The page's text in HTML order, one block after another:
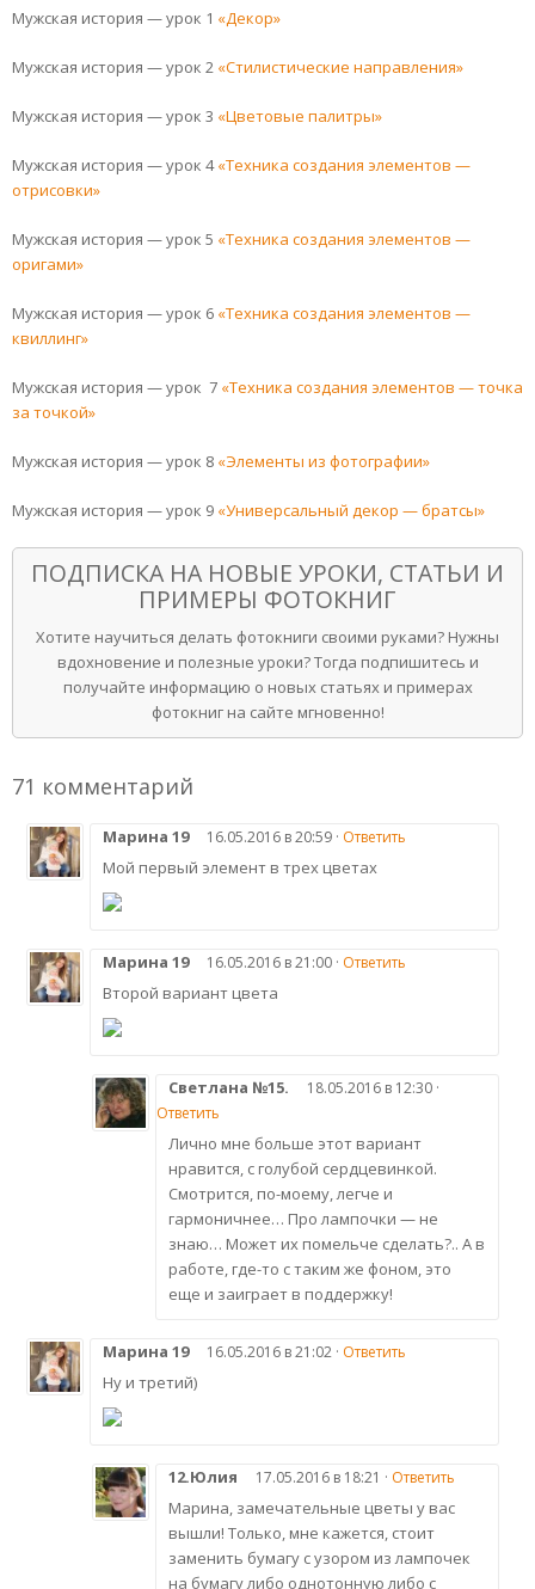
Мужская история — урок 1 «Декор»
Мужская история — урок 2 «Стилистические направления»
Мужская история — урок 3 «Цветовые палитры»
Мужская история — урок 4«Техника создания элементов —
отрисовки»
Мужская история — урок 5 «Техника создания элементов —
оригами»
Мужская история — урок 6 «Техника создания элементов —
квиллинг»
Мужская история — урок 7 «Техника создания элементов — точка
за точкой»
Мужская история — урок 8 «Элементы из фотографии»
Мужская история — урок 9 «Универсальный декор — братсы»
ПОДПИСКА НА НОВЫЕ УРОКИ, СТАТЬИ И
ПРИМЕРЫ ФОТОКНИГ
Хотите научиться делать фотокниги своими руками? Нужны
вдохновение и полезные уроки? Тогда подпишитесь и
получайте информацию о новых статьях и примерах
фотокниг на сайте мгновенно!
71 комментарий
Марина 19 16.05.2016 в 20:59 · Ответить
Мой первый элемент в трех цветах
Марина 19 16.05.2016 в 21:00 · Ответить
Второй вариант цвета
Светлана №15.
18.05.2016 в 12:30 ·
Ответить
Лично мне больше этот вариант
нравится, с голубой сердцевинкой.
Смотрится, по-моему, легче и
гармоничнее… Про лампочки — не
знаю… Может их помельче сделать?.. А в
работе, где-то с таким же фоном, это
еще и заиграет в поддержку!
Марина 19 16.05.2016 в 21:02 · Ответить
Ну и третий)
12.Юлия 17.05.2016 в 18:21 · Ответить
Марина, замечательные цветы у вас
вышли! Только, мне кажется, стоит
заменить бумагу с узором из лампочек
на бумагу либо однотонную либо с